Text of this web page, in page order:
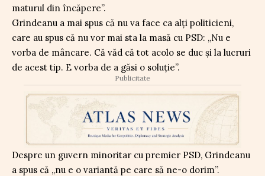
maturul din încăpere”.
Grindeanu a mai spus că nu va face ca alți politicieni,
care au spus că nu vor mai sta la masă cu PSD: „Nu e
vorba de mâncare. Că văd că tot acolo se duc și la lucruri
de acest tip. E vorba de a găsi o soluție”.
Publicitate
Despre un guvern minoritar cu premier PSD, Grindeanu
a spus că „nu e o variantă pe care să ne-o dorim”.